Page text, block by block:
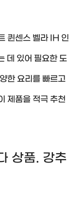
퀸센스 벨라 IH 인
데 있어 필요한 도
한 요리를 빠르고
제품을 적극 추천
상품. 강추